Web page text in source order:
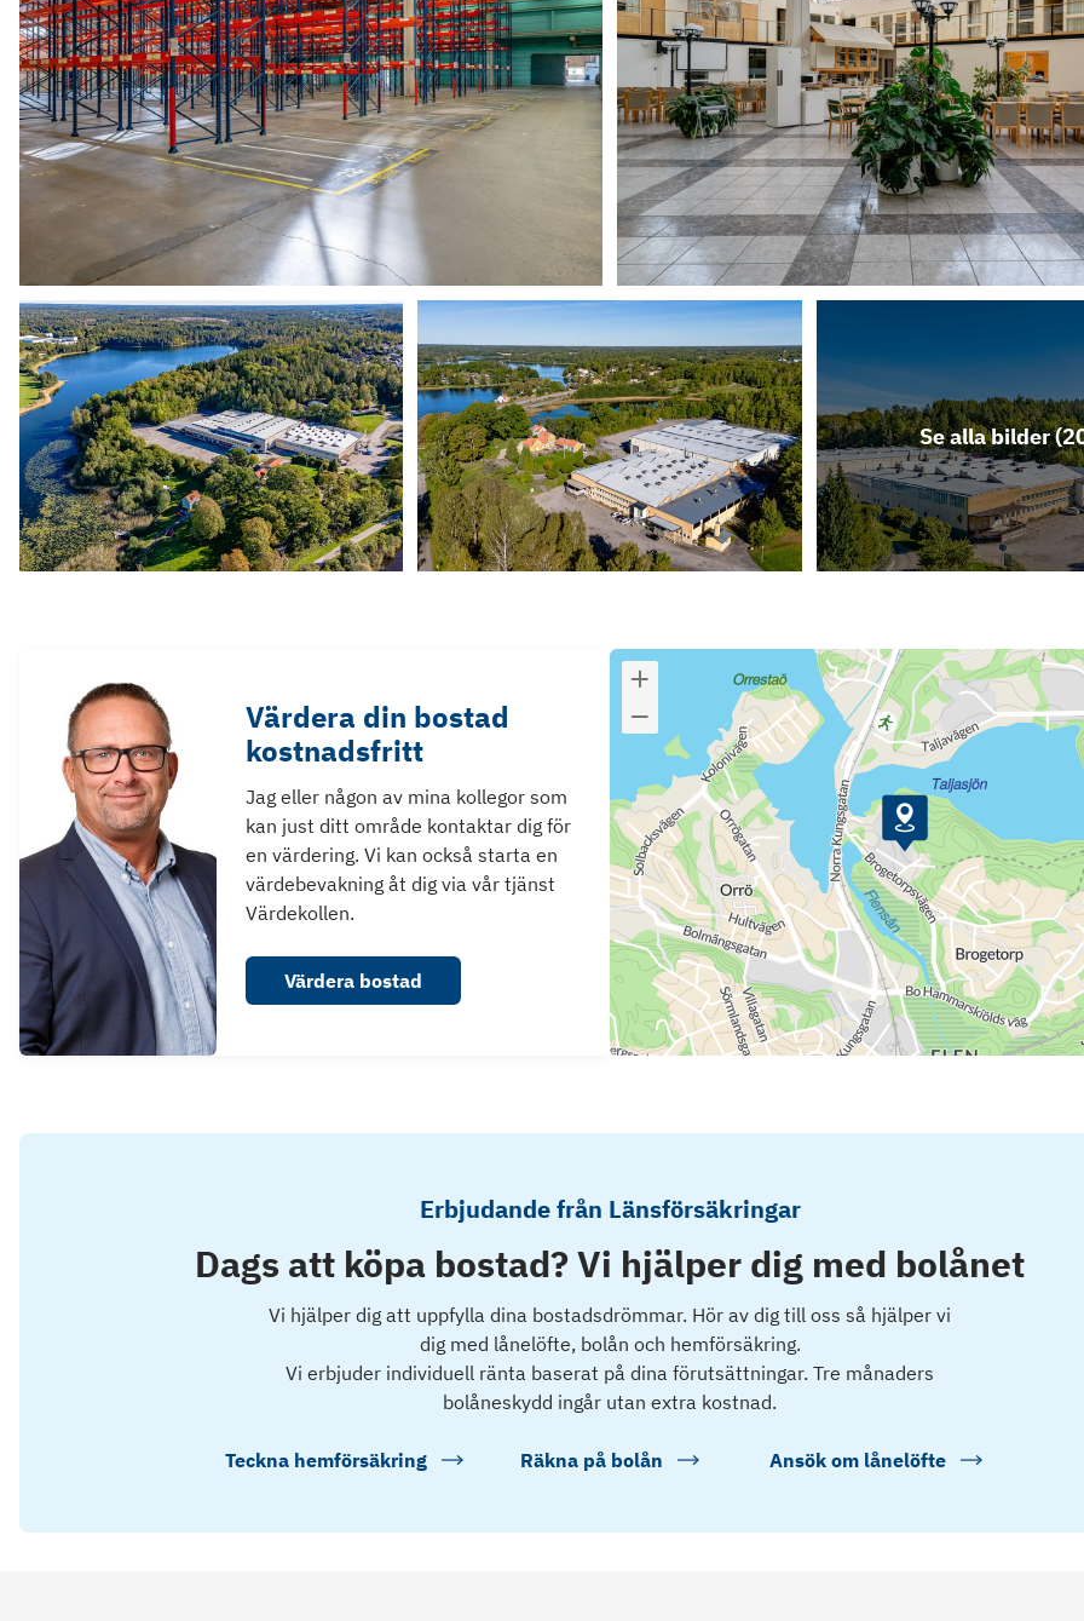
Se alla bilder (
Värdera din bostad
kostnadsfritt
Jag eller någon av mina kollegor som
kan just ditt område kontaktar dig för
en värdering. Vi kan också starta en
värdebevakning åt dig via vår tjänst
Värdekollen.
Värdera bostad
Erbjudande från Länsförsäkringar
Dags att köpa bostad? Vi hjälper dig med bolånet
Vi hjälper dig att uppfylla dina bostadsdrömmar. Hör av dig till oss så hjälper vi
dig med lånelöfte, bolån och hemförsäkring.
Vi erbjuder individuell ränta baserat på dina förutsättningar. Tre månaders
bolåneskydd ingår utan extra kostnad.
Teckna hemförsäkring Räkna på bolån Ansök om lånelöfte